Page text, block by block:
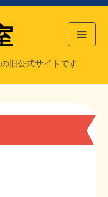
旧公式サイトです